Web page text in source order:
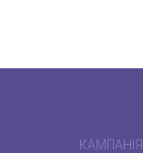
КАМПАНІЯ